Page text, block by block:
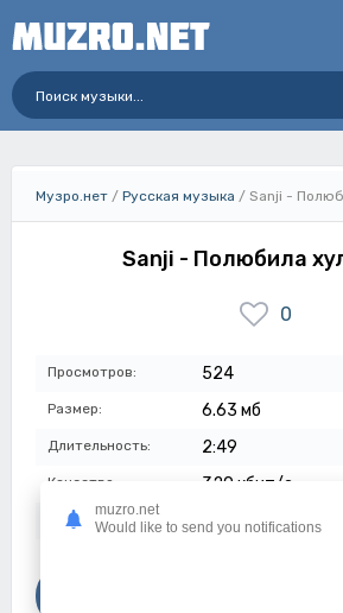
Музро.нет / Русская музыка / Sanji -
Sanji - Полюбила
0
Просмотров: 524
Размер: 6.63 мб
Длительность: 2:49
Качество: 320 кбит/с
Дата: 13-06-2023
muzro.net
Would like to send you notifications